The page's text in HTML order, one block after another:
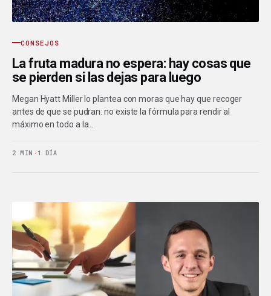
CONSEJOS
La fruta madura no espera: hay cosas que
se pierden si las dejas para luego
Megan Hyatt Miller lo plantea con moras que hay que recoger
antes de que se pudran: no existe la fórmula para rendir al
máximo en todo a la…
2 MIN · 1 DÍA